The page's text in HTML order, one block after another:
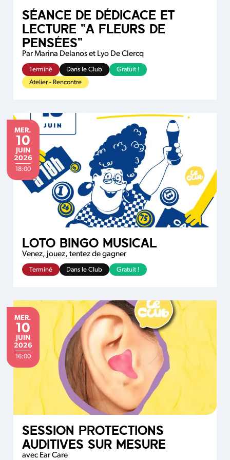
SÉANCE DE DÉDICACE ET
LECTURE "A FLEURS DE
PENSÉES"
Par Marina Delanos et Lyo De Clercq
Terminé Dans le Club
Gratuit !
Atelier - Rencontre
MERCREDI
MER.
10
JUIN
JUIN
2026
18:00
LOTO BINGO MUSICAL
Venez, jouez, tentez de gagner
Terminé Dans le Club Gratuit !
MERCREDI
MER.
10
JUIN
JUIN
2026
16:00
SESSION PROTECTIONS
AUDITIVES SUR MESURE
avec Ear Care